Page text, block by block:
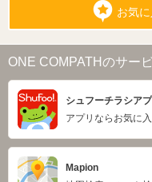
お気
ONE COMPATHのサー
シュフーチラシア
アプリならお気に
Mapion